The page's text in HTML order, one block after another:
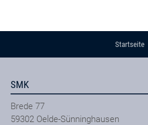
Startseite
SMK
Brede 77
59302 Oelde-Sünninghausen